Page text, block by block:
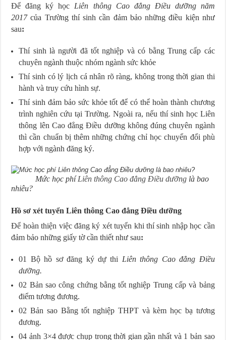
Để đăng ký học Liên thông Cao đẳng Điều dưỡng năm
2017của Trường thí sinh cần đảm bảo những điều kiện như
sau:
Thí sinh là người đã tốt nghiệp và có bằng Trung cấp các
chuyên ngành thuộc nhóm ngành sức khỏe
Thí sinh có lý lịch cá nhân rõ ràng, không trong thời gian thi
hành và truy cứu hình sự.
Thí sinh đảm bảo sức khỏe tốt để có thể hoàn thành chương
trình nghiên cứu tại Trường. Ngoài ra, nếu thí sinh học Liên
thông lên Cao đẳng Điều dưỡng không đúng chuyên ngành
thì cần chuẩn bị thêm những chứng chỉ học chuyển đổi phù
hợp với ngành đăng ký.
Mức học phíLiên thông Cao đẳng Điều dưỡng là bao
nhiêu?
Hồ sơ xét tuyển Liên thông Cao đẳng Điều dưỡng
Để hoàn thiện việc đăng ký xét tuyển khi thí sinh nhập học cần
đảm bảo những giấy tờ cần thiết như sau:
01 Bộ hồ sơ đăng ký dự thi Liên thông Cao đẳng Điều
dưỡng.
02 Bản sao công chứng bằng tốt nghiệp Trung cấp và bảng
điểm tương đương.
02 Bản sao Bằng tốt nghiệp THPT và kèm học bạ tương
đương.
04 ảnh 3×4 được chụp trong thời gian gần nhất và 1 bản sao